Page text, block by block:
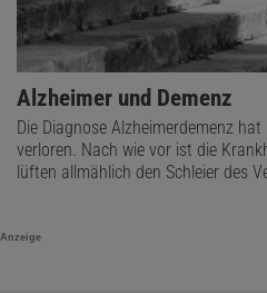
Alzheimer und Demenz
Die Diagnose Alzheimerdemenz
verloren. Nach wie vor ist die
lüften allmählich den Schleier des
Anzeige